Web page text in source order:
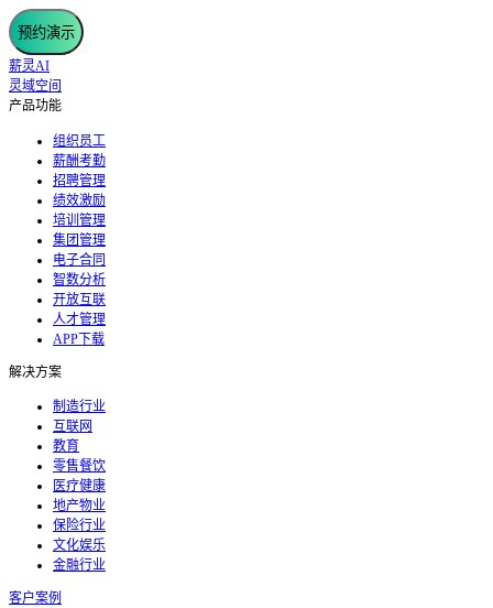
预约演示
薪灵AI
灵域空间
产品功能
组织员工
薪酬考勤
招聘管理
绩效激励
培训管理
集团管理
电子合同
智数分析
开放互联
人才管理
APP下载
解决方案
制造行业
互联网
教育
零售餐饮
医疗健康
地产物业
保险行业
文化娱乐
金融行业
客户案例